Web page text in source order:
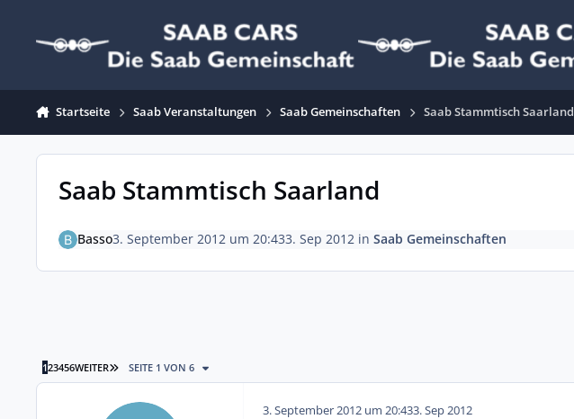
Startseite Saab Veranstaltungen Saab Gemeinschaften Saab Stammtisch Saarland
Saab Stammtisch Saarland
Basso3. September 2012 um 20:433. Sep 2012in Saab Gemeinschaften
123456WEITER LETZTE SEITE
SEITE 1 VON 6
3. September 2012 um 20:433. Sep 2012